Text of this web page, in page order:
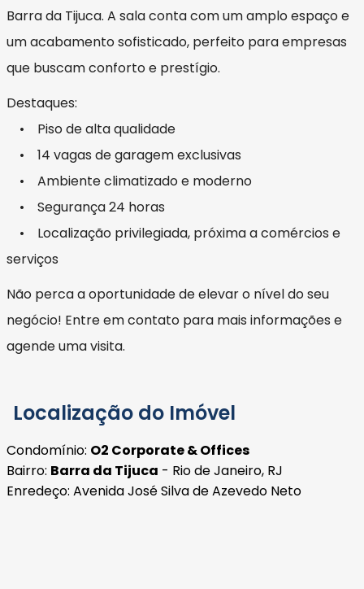
Barra da Tijuca. A sala conta com um amplo espaço e
um acabamento sofisticado, perfeito para empresas
que buscam conforto e prestígio.
Destaques:
• Piso de alta qualidade
• 14 vagas de garagem exclusivas
• Ambiente climatizado e moderno
• Segurança 24 horas
• Localização privilegiada, próxima a comércios e
serviços
Não perca a oportunidade de elevar o nível do seu
negócio! Entre em contato para mais informações e
agende uma visita.
Localização do Imóvel
Condomínio: O2 Corporate & Offices
Bairro: Barra da Tijuca - Rio de Janeiro, RJ
Enredeço: Avenida José Silva de Azevedo Neto